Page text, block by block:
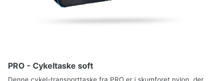
PRO - Cykeltaske soft